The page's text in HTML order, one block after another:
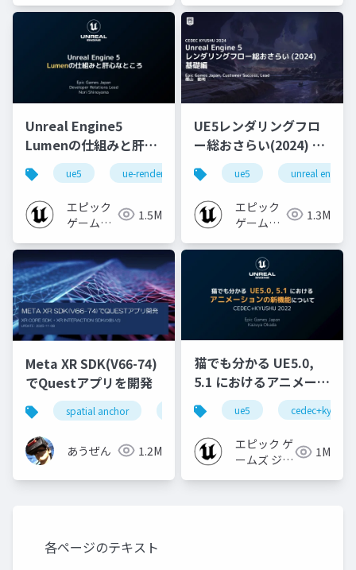
Unreal Engine5
Lumenの仕組みと肝心
なところ
ue5 ue-rendering ue-lumen
エピック
ゲームズ
1.5M
UE5レンダリングフロ
ー総おさらい(2024) 基
礎編！
[CEDEC+KYUSHU
2024]
ue5 unreal engine
エピック
ゲームズ
1.3M
Meta XR SDK(V66-74)
でQuestアプリを開発
spatial anchor quest pro
あうぜん 1.2M
猫でも分かる UE5.0,
5.1 におけるアニメーシ
ョンの新機能について
【CEDEC+KYUSHU
2022】
ue5 cedec+kyushu
エピック ゲ
ームズ ジャ
1M
各ページのテキスト